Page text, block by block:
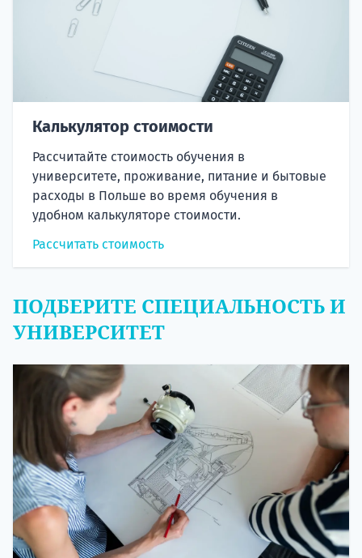
Калькулятор стоимости
Рассчитайте стоимость обучения в
университете, проживание, питание и бытовые
расходы в Польше во время обучения в
удобном калькуляторе стоимости.
Рассчитать стоимость
ПОДБЕРИТЕ СПЕЦИАЛЬНОСТЬ И
УНИВЕРСИТЕТ